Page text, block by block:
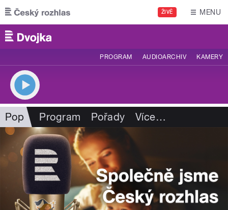
Přejít k hlavnímu obsahu
ŽIVĚ MENU
PROGRAM AUDIOARCHIV KAMERY
Pop Program Pořady Více…